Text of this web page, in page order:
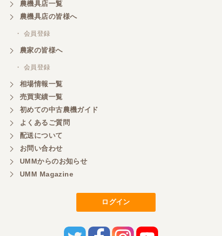
岐阜県／横倉林
ありがとうございます
岐阜県／横倉林
ありがとうございます
岐阜県／横倉林
農機具店一覧
農機具店の皆様へ
・ 会員登録
農家の皆様へ
・ 会員登録
相場情報一覧
売買実績一覧
初めての中古農機ガイド
よくあるご質問
配送について
お問い合わせ
UMMからのお知らせ
UMM Magazine
ログイン